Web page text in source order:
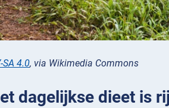
SA 4.0, via Wikimedia Commons
dagelijkse dieet is